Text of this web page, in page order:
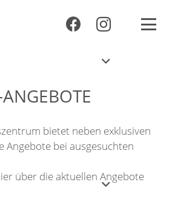
bietet neben exklusiven
Angebote bei ausgesuchten
über die aktuellen Angebote